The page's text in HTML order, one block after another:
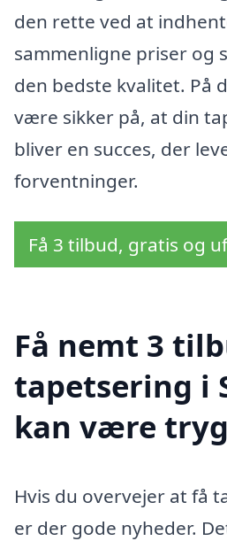
den rette ved at
sammenligne priser og
den bedste kvalitet. På
være sikker på, at din
bliver en succes, der
forventninger.
Få 3 tilbud, gratis og
Få nemt 3
tapetsering i
kan være
Hvis du overvejer at få
er der gode nyheder.